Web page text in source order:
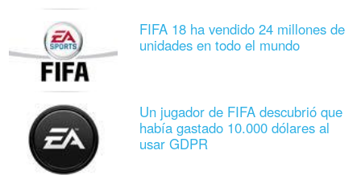
FIFA 18 ha vendido 24 millones de
unidades en todo el mundo
Un jugador de FIFA descubrió que
había gastado 10.000 dólares al
usar GDPR